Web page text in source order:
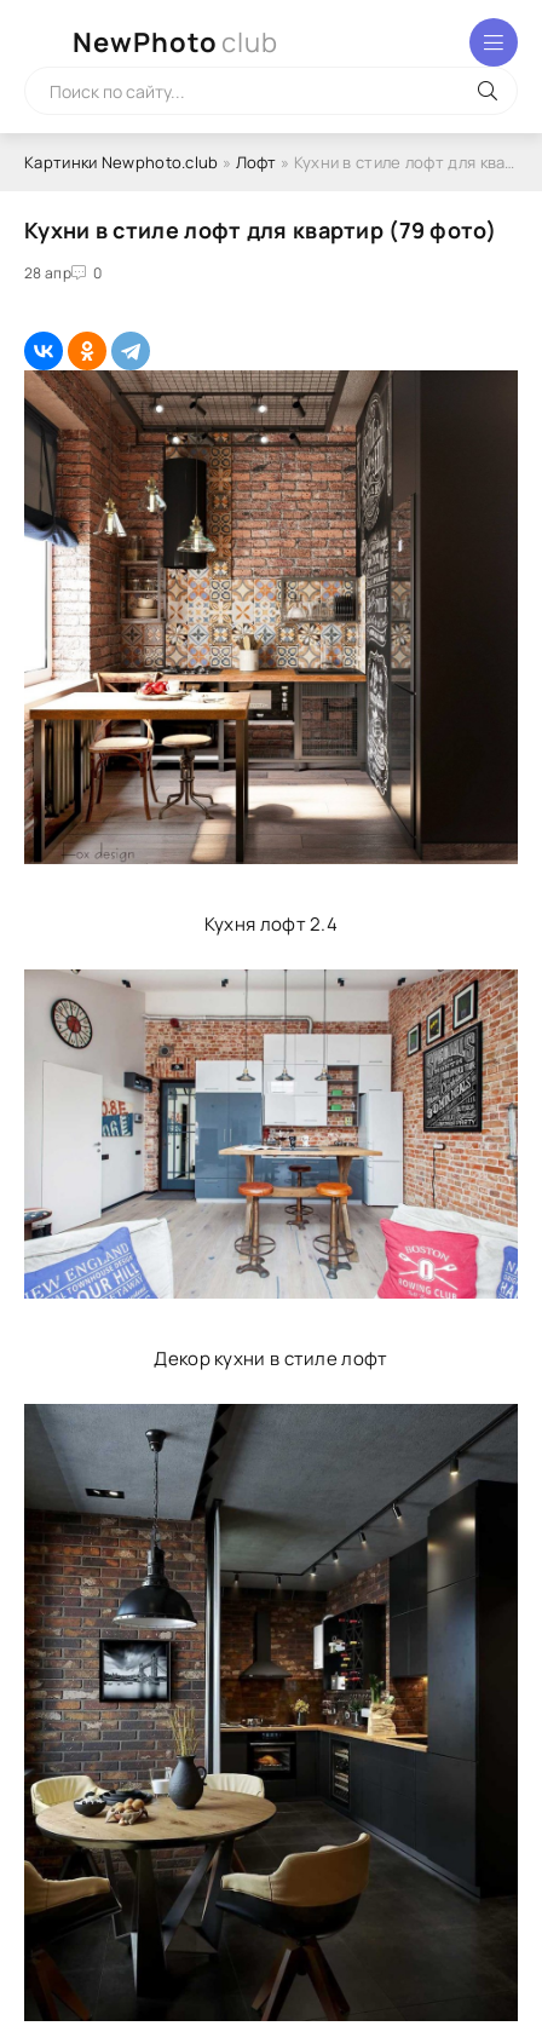
NewPhoto club
Картинки Newphoto.club » Лофт » Кухни в стиле лофт для квартир (79 фото)
Кухни в стиле лофт для квартир (79 фото)
28 апр 0
Кухня лофт 2.4
Декор кухни в стиле лофт